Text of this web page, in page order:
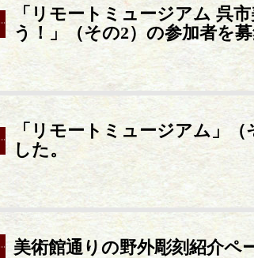
「リモートミュージアム 呉
う！」（その2）の参加者を
「リモートミュージアム」（
した。
美術館通りの野外彫刻紹介ペ